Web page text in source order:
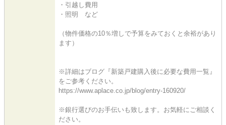
・引越し費用
・照明 など
（物件価格の10％増しで予算をみておくと余裕があり
ます）
※詳細はブログ『新築戸建購入後に必要な費用一覧』
をご参考ください。
https://www.aplace.co.jp/blog/entry-160920/
※銀行選びのお手伝いも致します。お気軽にご相談く
ださい。